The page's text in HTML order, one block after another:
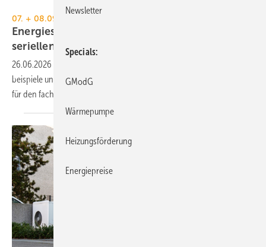
07. + 08.09.2026, Berlin
Energiesprong Festival 2026: Wege zur
seriellen
Sanierung
26.06.2026
bei­spiele und Work­shops rund um die serielle Sanie­rung sowie Raum
für den fach­li­chen
Newsletter
Specials
GModG
Wärmepumpe
Heizungsförderung
Energiepreise